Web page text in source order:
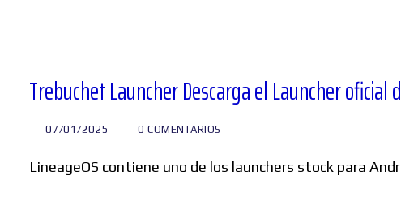
Trebuchet Launcher Descarga el Launcher oficial
07/01/2025 0 COMENTARIOS
LineageOS contiene uno de los launchers stock para